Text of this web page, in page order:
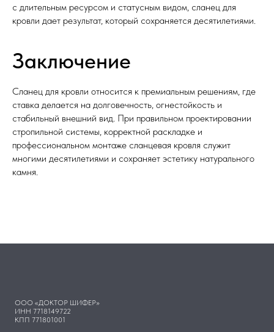
с длительным ресурсом и статусным видом, сланец для
кровли дает результат, который сохраняется десятилетиями.
Заключение
Сланец для кровли относится к премиальным решениям, где
ставка делается на долговечность, огнестойкость и
стабильный внешний вид. При правильном проектировании
стропильной системы, корректной раскладке и
профессиональном монтаже сланцевая кровля служит
многими десятилетиями и сохраняет эстетику натурального
камня.
ООО «ДОКТОР ШИФЕР»
ИНН 7718149722
КПП 771801001